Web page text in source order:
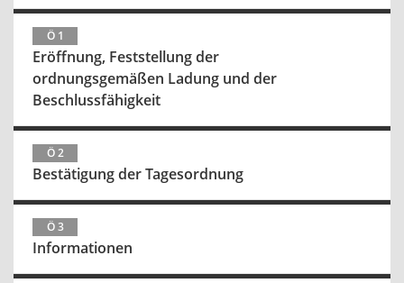
Ö 1
Eröffnung, Feststellung der
ordnungsgemäßen Ladung und der
Beschlussfähigkeit
Ö 2
Bestätigung der Tagesordnung
Ö 3
Informationen